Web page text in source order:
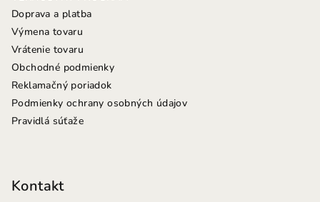
Doprava a platba
Výmena tovaru
Vrátenie tovaru
Obchodné podmienky
Reklamačný poriadok
Podmienky ochrany osobných údajov
Pravidlá súťaže
Kontakt